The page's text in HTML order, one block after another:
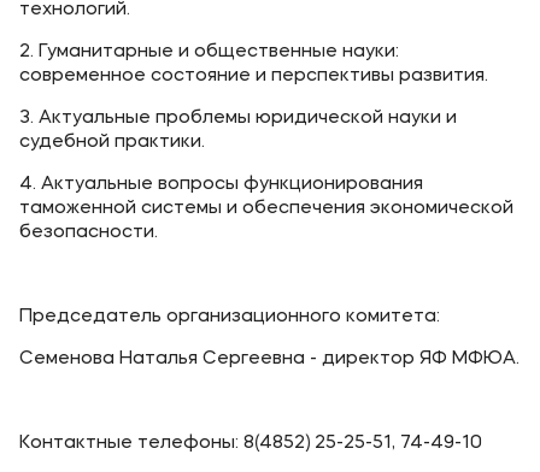
Банковские реквизиты
Мы в соцсетях
технологий.
2. Гуманитарные и общественные науки:
современное состояние и перспективы развития.
3. Актуальные проблемы юридической науки и
судебной практики.
4. Актуальные вопросы функционирования
таможенной системы и обеспечения экономической
безопасности.
Председатель организационного комитета:
Семенова Наталья Сергеевна - директор ЯФ МФЮА.
Контактные телефоны: 8(4852) 25-25-51, 74-49-10